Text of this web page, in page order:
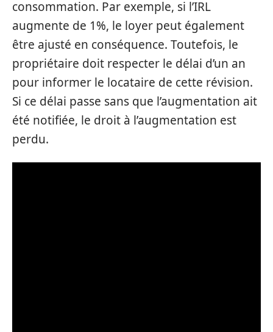
consommation. Par exemple, si l’IRL
augmente de 1%, le loyer peut également
être ajusté en conséquence. Toutefois, le
propriétaire doit respecter le délai d’un an
pour informer le locataire de cette révision.
Si ce délai passe sans que l’augmentation ait
été notifiée, le droit à l’augmentation est
perdu.